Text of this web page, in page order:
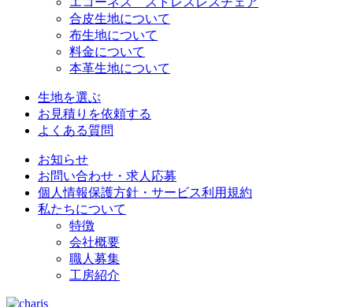
合皮生地について
布生地について
料金について
本革生地について
生地を選ぶ
お見積りを依頼する
よくある質問
お知らせ
お問い合わせ・求人応募
個人情報保護方針・サービス利用規約
私たちについて
特徴
会社概要
職人募集
工房紹介